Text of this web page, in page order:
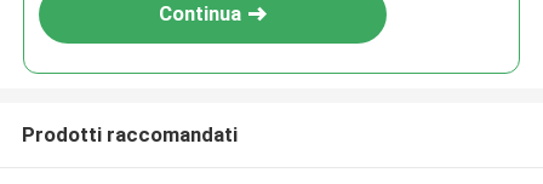
Continua
Prodotti raccomandati